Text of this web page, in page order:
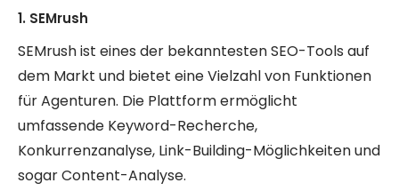
1. SEMrush
SEMrush ist eines der bekanntesten SEO-Tools auf
dem Markt und bietet eine Vielzahl von Funktionen
für Agenturen. Die Plattform ermöglicht
umfassende Keyword-Recherche,
Konkurrenzanalyse, Link-Building-Möglichkeiten und
sogar Content-Analyse.